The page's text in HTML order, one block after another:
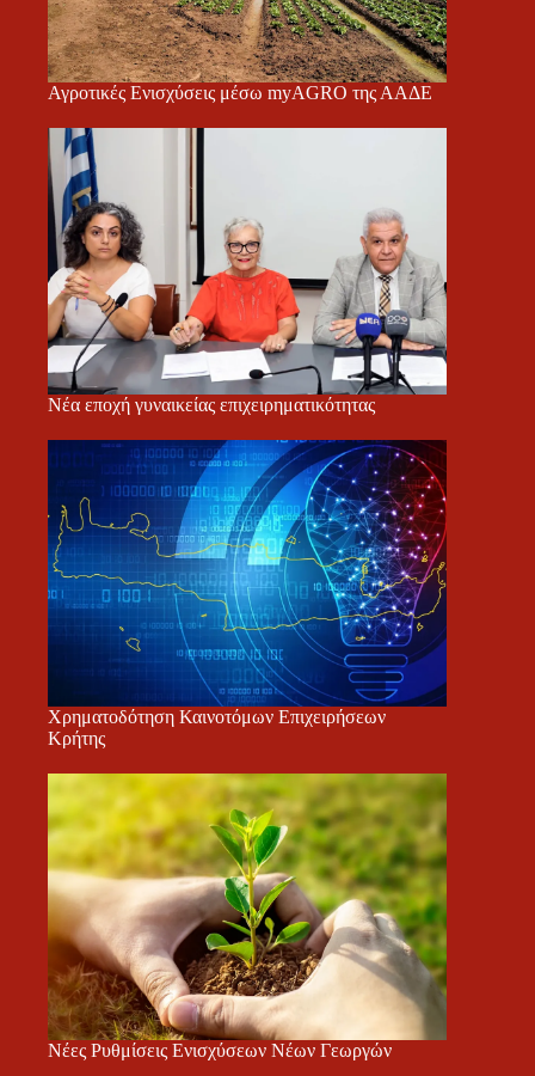
Αγροτικές Ενισχύσεις μέσω myAGRO της ΑΑΔΕ
Νέα εποχή γυναικείας επιχειρηματικότητας
Χρηματοδότηση Καινοτόμων Επιχειρήσεων
Κρήτης
Νέες Ρυθμίσεις Ενισχύσεων Νέων Γεωργών